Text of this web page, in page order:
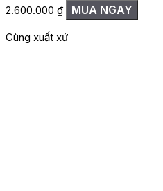
2.600.000 ₫ MUA NGAY
Cùng xuất xứ